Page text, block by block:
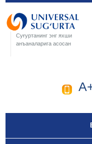
Суғуртанинг энг яхши
анъаналарига асосан